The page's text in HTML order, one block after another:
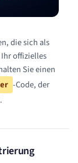
die sich als
Ihr offizielles
Sie einen
-Code, der